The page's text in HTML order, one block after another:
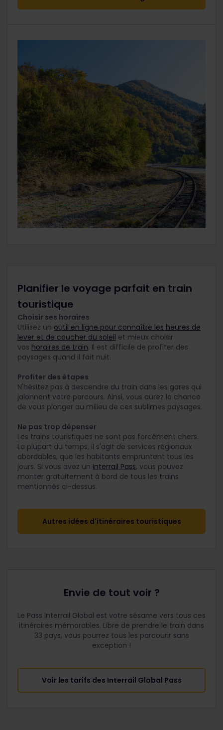
Planifier le voyage parfait en train
touristique
Choisir ses horaires
Utilisez un outil en ligne pour connaître les heures de
lever et de coucher du soleil et mieux choisir
vos horaires de train. Il est difficile de profiter des
paysages quand il fait nuit.
Profiter des étapes
N'hésitez pas à descendre du train dans les gares qui
jalonnent votre parcours. Ainsi, vous aurez la chance
de vous plonger au milieu de ces sublimes paysages.
Ne pas trop dépenser
Les trains touristiques ne sont pas forcément chers.
La plupart du temps, il s'agit de services régionaux
abordables, que les habitants empruntent tous les
jours. Si vous avez un Interrail Pass, vous pouvez
monter gratuitement à bord de tous les trains
mentionnés ci-dessus.
Autres idées d'itinéraires touristiques
Envie de tout voir ?
Le Pass Interrail Global est votre sésame vers tous ces
itinéraires mémorables. Libre de prendre le train dans
33 pays, vous pourrez tous les parcourir sans
exception !
Voir les tarifs des Interrail Global Pass